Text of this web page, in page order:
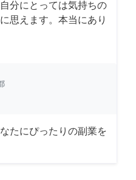
分にとっては気持ちの
思えます。本当にあり
たにぴったりの副業を